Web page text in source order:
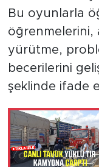
Bu oyunlarla
öğrenmelerini,
yürütme,
becerilerini
şeklinde ifade